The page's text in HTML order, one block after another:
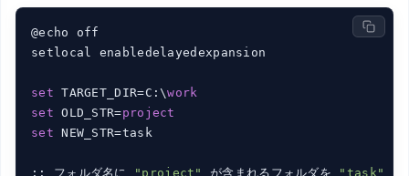
@echo off
setlocal enabledelayedexpansion
set TARGET_DIR=C:\work
set OLD_STR=project
set NEW_STR=task
:: フォルダ名に "project" が含まれるフォルダを
"task"